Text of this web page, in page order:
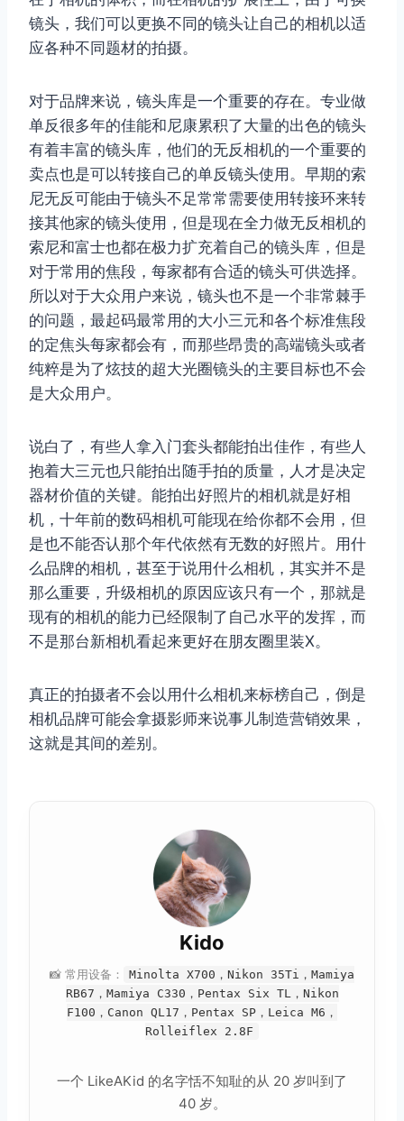
镜头，我们可以更换不同的镜头让自己的相机以适
应各种不同题材的拍摄。
对于品牌来说，镜头库是一个重要的存在。专业做
单反很多年的佳能和尼康累积了大量的出色的镜头
有着丰富的镜头库，他们的无反相机的一个重要的
卖点也是可以转接自己的单反镜头使用。早期的索
尼无反可能由于镜头不足常常需要使用转接环来转
接其他家的镜头使用，但是现在全力做无反相机的
索尼和富士也都在极力扩充着自己的镜头库，但是
对于常用的焦段，每家都有合适的镜头可供选择。
所以对于大众用户来说，镜头也不是一个非常棘手
的问题，最起码最常用的大小三元和各个标准焦段
的定焦头每家都会有，而那些昂贵的高端镜头或者
纯粹是为了炫技的超大光圈镜头的主要目标也不会
是大众用户。
说白了，有些人拿入门套头都能拍出佳作，有些人
抱着大三元也只能拍出随手拍的质量，人才是决定
器材价值的关键。能拍出好照片的相机就是好相
机，十年前的数码相机可能现在给你都不会用，但
是也不能否认那个年代依然有无数的好照片。用什
么品牌的相机，甚至于说用什么相机，其实并不是
那么重要，升级相机的原因应该只有一个，那就是
现有的相机的能力已经限制了自己水平的发挥，而
不是那台新相机看起来更好在朋友圈里装X。
真正的拍摄者不会以用什么相机来标榜自己，倒是
相机品牌可能会拿摄影师来说事儿制造营销效果，
这就是其间的差别。
Kido
📸 常用设备：
Minolta X700，Nikon 35Ti，Mamiya
RB67，Mamiya C330，Pentax Six TL，Nikon
F100，Canon QL17，Pentax SP，Leica M6，
Rolleiflex 2.8F
一个 LikeAKid 的名字恬不知耻的从 20 岁叫到了
40 岁。
取消 搜索